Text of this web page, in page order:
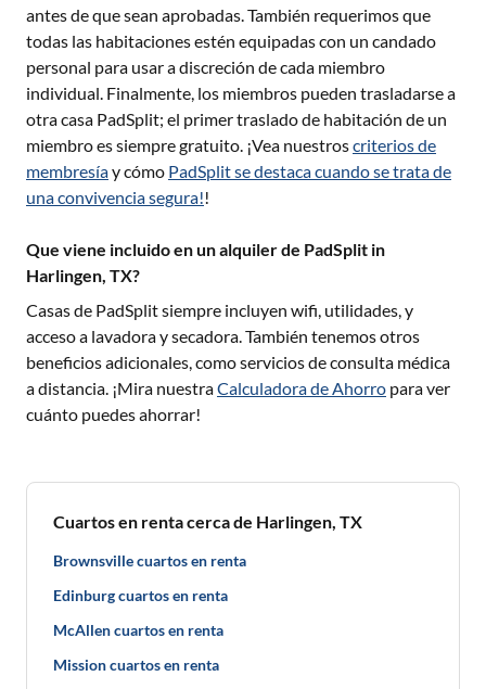
antes de que sean aprobadas. También requerimos que
todas las habitaciones estén equipadas con un candado
personal para usar a discreción de cada miembro
individual. Finalmente, los miembros pueden trasladarse a
otra casa PadSplit; el primer traslado de habitación de un
miembro es siempre gratuito. ¡Vea nuestroscriterios de
membresíay cómo PadSplit se destaca cuando se trata de
una convivencia segura!!
Que viene incluido en un alquiler de PadSplit in
Harlingen, TX?
Casas de PadSplit siempre incluyen wifi, utilidades, y
acceso a lavadora y secadora. También tenemos otros
beneficios adicionales, como servicios de consulta médica
a distancia. ¡Mira nuestraCalculadora de Ahorro para ver
cuánto puedes ahorrar!
Cuartos en renta cerca de Harlingen, TX
Brownsville cuartos en renta
Edinburg cuartos en renta
McAllen cuartos en renta
Mission cuartos en renta